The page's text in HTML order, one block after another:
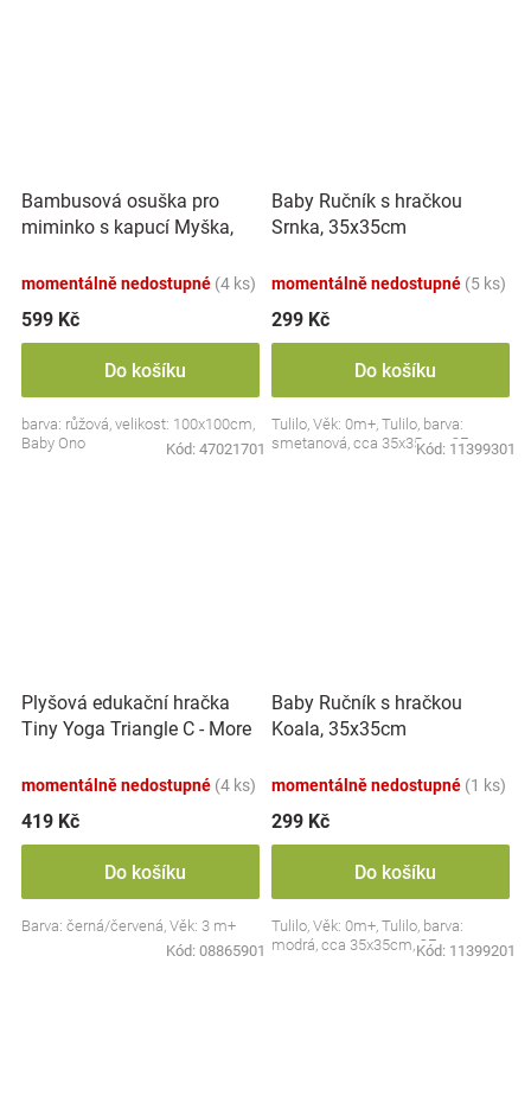
Bambusová osuška pro
miminko s kapucí Myška,
momentálně nedostupné (4 ks)
599 Kč
Do košíku
barva: růžová, velikost: 100x100cm,
Baby Ono
Kód: 47021701
Baby Ručník s hračkou
Srnka, 35x35cm
momentálně nedostupné (5 ks)
299 Kč
Do košíku
Tulilo, Věk: 0m+, Tulilo, barva:
smetanová, cca 35x35cm, CE
Kód: 11399301
Plyšová edukační hračka
Tiny Yoga Triangle C - More
BabyOno
momentálně nedostupné (4 ks)
419 Kč
Do košíku
Barva: černá/červená, Věk: 3 m+
Kód: 08865901
Baby Ručník s hračkou
Koala, 35x35cm
momentálně nedostupné (1 ks)
299 Kč
Do košíku
Tulilo, Věk: 0m+, Tulilo, barva:
modrá, cca 35x35cm, CE
Kód: 11399201